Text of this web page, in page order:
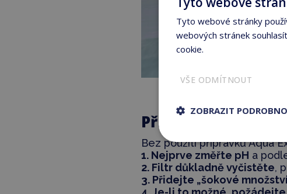
Příprava vířivky
Bez použití přípravků Aqua
1. Nejprve změřte pH a
2. Filtr důkladně vyčistěte,
3. Přidejte „šokové
Tyto webové stránky
webových stránek
cookie.
VŠE ODMÍTNOUT
ZOBRAZIT